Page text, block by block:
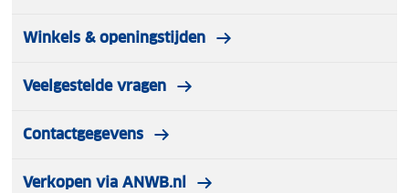
Winkels & openingstijden
Veelgestelde vragen
Contactgegevens
Verkopen via ANWB.nl